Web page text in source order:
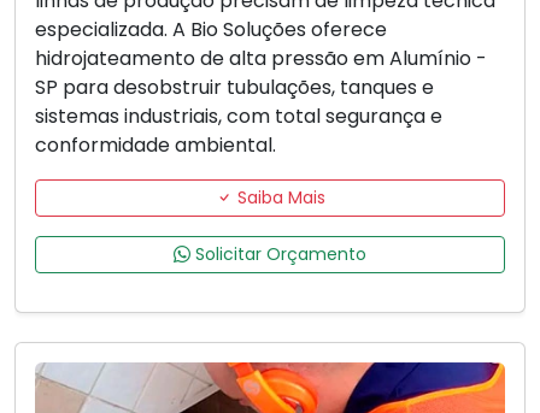
especializada. A Bio Soluções oferece
hidrojateamento de alta pressão em Alumínio -
SP para desobstruir tubulações, tanques e
sistemas industriais, com total segurança e
conformidade ambiental.
Saiba Mais
Solicitar Orçamento